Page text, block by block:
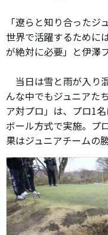
「遼らと知り合ったジ
世界で活躍するために
が絶対に必要」と伊澤
当日は雪と雨が入り
んな中でもジュニアた
ア対プロ」は、プロ1
ボール方式で実施。プ
果はジュニアチームの